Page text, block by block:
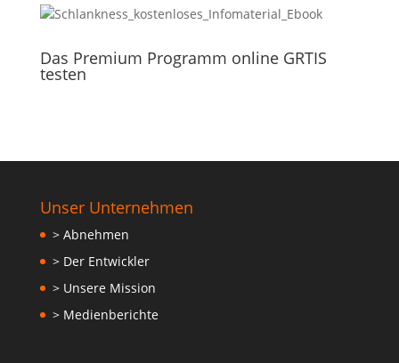
Das Premium Programm online GRTIS
testen
Unser Unternehmen
> Abnehmen
> Der Entwickler
> Unsere Mission
> Medienberichte